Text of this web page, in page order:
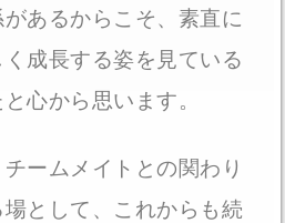
あるからこそ、素直に
成長する姿を見ている
心から思います。
ームメイトとの関わり
として、これからも続